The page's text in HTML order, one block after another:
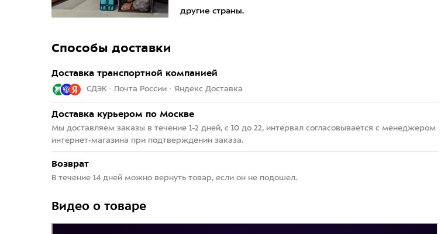
другие страны.
Способы доставки
Доставка транспортной компанией
СДЭК · Почта России · Яндекс Доставка
Доставка курьером по Москве
Мы доставляем заказы в течение 1-2 дней, с 10 до 22, интервал согласовывается с менеджером
интернет-магазина при подтверждении заказа.
Возврат
В течение 14 дней можно вернуть товар, если он не подошел.
Видео о товаре